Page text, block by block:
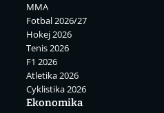
MMA
Fotbal 2026/27
Hokej 2026
Tenis 2026
F1 2026
Atletika 2026
Cyklistika 2026
Ekonomika